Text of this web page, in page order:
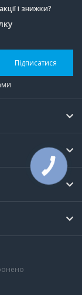
і знижки?
Підписатися
КНОПКА
ЗВ'ЯЗКУ